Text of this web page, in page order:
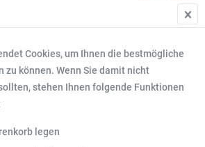
Cookies, um Ihnen die bestmögliche
können. Wenn Sie damit nicht
stehen Ihnen folgende Funktionen
legen